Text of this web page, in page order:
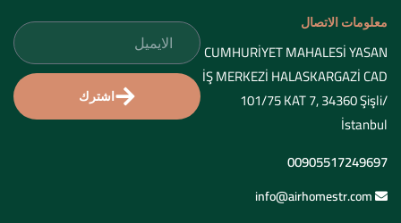
معلومات الاتصال
CUMHURİYET MAHALESİ YASAN
İŞ MERKEZİ HALASKARGAZİ CAD
101/75 KAT 7, 34360 Şişli/
İstanbul
00905517249697
info@airhomestr.com
اشترك